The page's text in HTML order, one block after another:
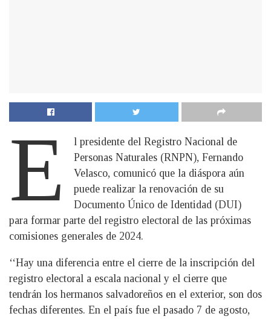
E
l presidente del Registro Nacional de
Personas Naturales (RNPN), Fernando
Velasco, comunicó que la diáspora aún
puede realizar la renovación de su
Documento Único de Identidad (DUI)
para formar parte del registro electoral de las próximas
comisiones generales de 2024.
‘‘Hay una diferencia entre el cierre de la inscripción del
registro electoral a escala nacional y el cierre que
tendrán los hermanos salvadoreños en el exterior, son dos
fechas diferentes. En el país fue el pasado 7 de agosto,